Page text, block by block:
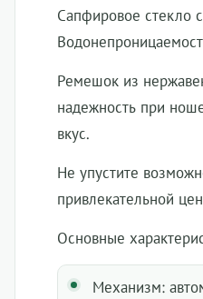
Сапфировое стекло
Ремешок из
надежность при
вкус.
Не упустите
привлекательной
Основные
Механизм: